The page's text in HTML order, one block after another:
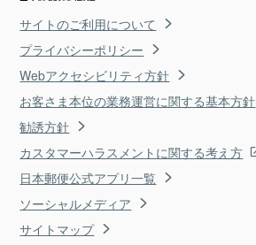
サイトのご利用について
プライバシーポリシー
Webアクセシビリティ方針
お客さま本位の業務運営に関する基本方針
勧誘方針
カスタマーハラスメントに関する考え方
日本郵便公式アプリ一覧
ソーシャルメディア
サイトマップ